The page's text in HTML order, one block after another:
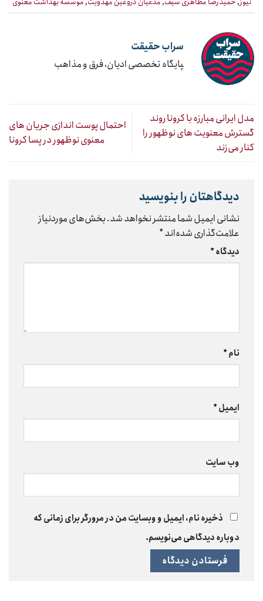
سراب حقیقت
‍پایگاه تخصصی ادیان، فرق و مذاهب
مدل ایرانی مبارزه با کرونا روند
گسترش معنویت های نوظهور را
کنار می‌زند
احتمال پوست اندازی جریان های
معنوی نوظهور در پسا کرونا
دیدگاهتان را بنویسید
نشانی ایمیل شما منتشر نخواهد شد.بخش‌های موردنیاز
علامت‌گذاری شده‌اند*
دیدگاه*
نام*
ایمیل*
وب‌ سایت
ذخیره نام، ایمیل و وبسایت من در مرورگر برای زمانی که
دوباره دیدگاهی می‌نویسم.